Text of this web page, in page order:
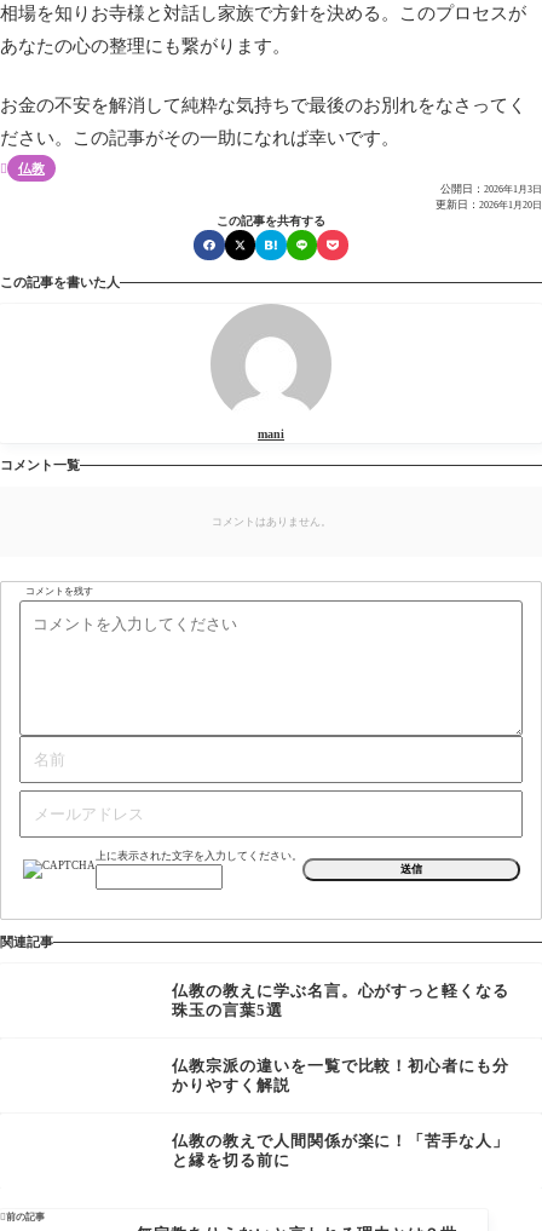
相場を知りお寺様と対話し家族で方針を決める。このプロセスが
あなたの心の整理にも繋がります。
お金の不安を解消して純粋な気持ちで最後のお別れをなさってく
ださい。この記事がその一助になれば幸いです。
 仏教
公開日： 2026年1月3日
更新日： 2026年1月20日
この記事を共有する
この記事を書いた人
mani
コメント一覧
コメントはありません。
コメントを残す
上に表示された文字を入力してください。
関連記事
仏教の教えに学ぶ名言。心がすっと軽くなる
珠玉の言葉5選
仏教宗派の違いを一覧で比較！初心者にも分
かりやすく解説
仏教の教えで人間関係が楽に！「苦手な人」
と縁を切る前に
前の記事